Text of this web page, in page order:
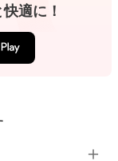
適に！